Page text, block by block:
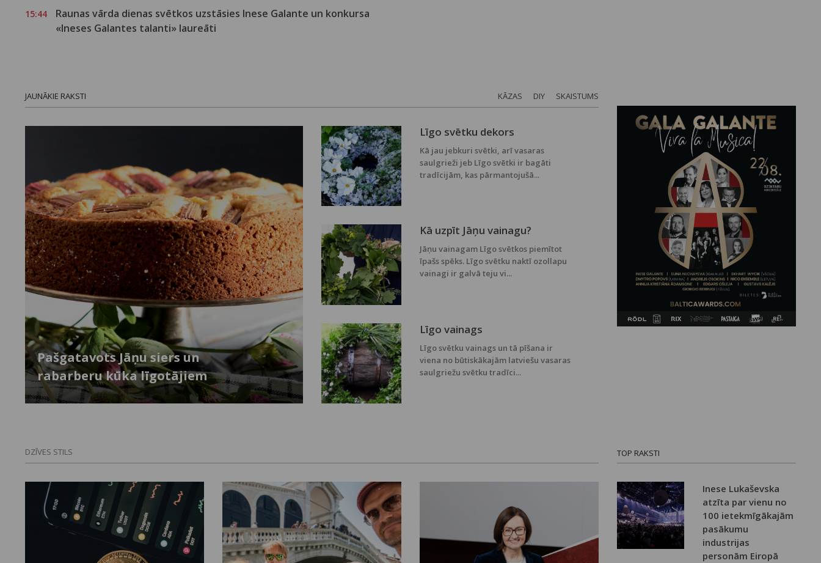
15:44
Raunas vārda dienas svētkos uzstāsies Inese Galante un konkursa
«Ineses Galantes talanti» laureāti
JAUNĀKIE RAKSTI KĀZAS DIY SKAISTUMS
Pašgatavots Jāņu siers un
rabarberu kūka līgotājiem
Līgo svētku dekors
Kā jau jebkuri svētki, arī vasaras
saulgrieži jeb Līgo svētki ir bagāti
tradīcijām, kas pārmantojušā...
Kā uzpīt Jāņu vainagu?
Jāņu vainagam Līgo svētkos piemītot
īpašs spēks. Līgo svētku naktī ozollapu
vainagi ir galvā teju vi...
Līgo vainags
Līgo svētku vainags un tā pīšana ir
viena no būtiskākajām latviešu vasaras
saulgriežu svētku tradīci...
DZĪVES STILS TOP RAKSTI
Inese Lukaševska
atzīta par vienu no
100 ietekmīgākajām
pasākumu
industrijas
personām Eiropā